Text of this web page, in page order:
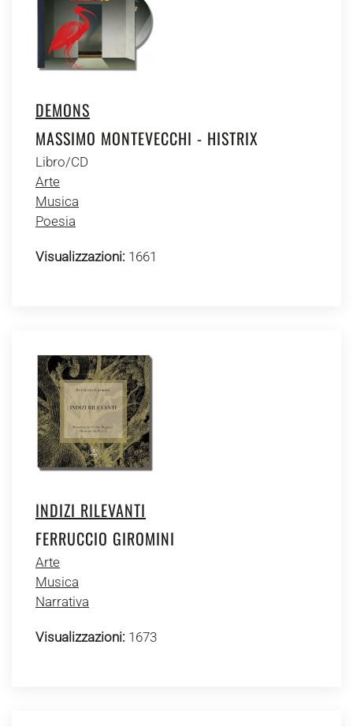
DEMONS
MASSIMO MONTEVECCHI - HISTRIX
Libro/CD
Arte
Musica
Poesia
Visualizzazioni: 1661
INDIZI RILEVANTI
FERRUCCIO GIROMINI
Arte
Musica
Narrativa
Visualizzazioni: 1673